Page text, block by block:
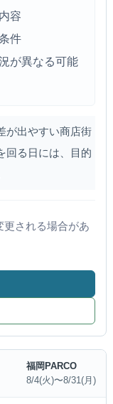
容
件
が異なる可能
が出やすい商店街
回る日には、目的
される場合があ
福岡PARCO
8/4(火)〜8/31(月)